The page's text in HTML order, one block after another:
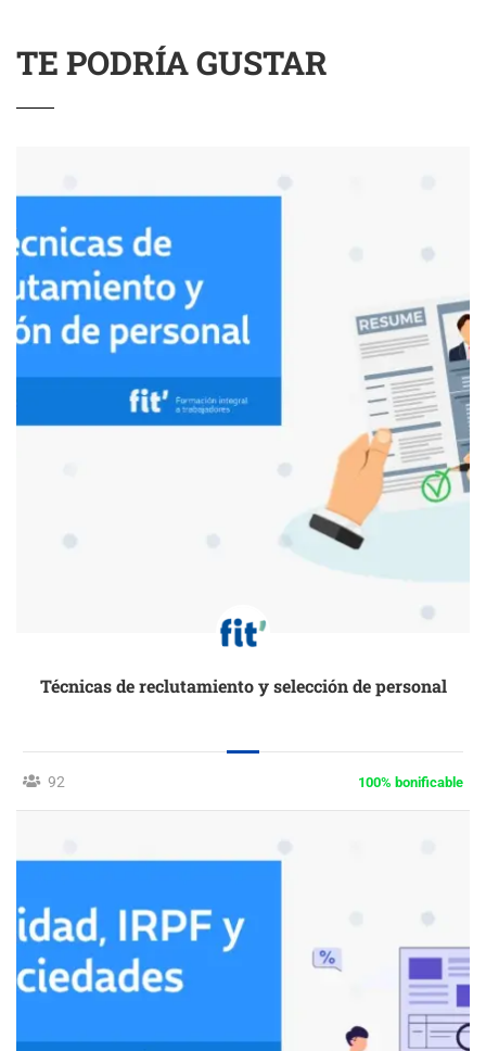
TE PODRÍA GUSTAR
Técnicas de reclutamiento y selección de personal
92 100% bonificable